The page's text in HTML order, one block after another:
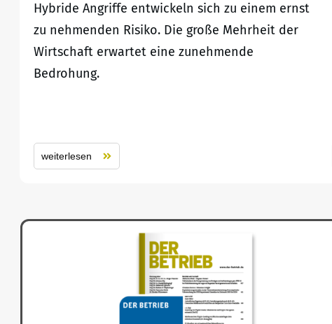
Hybride Angriffe entwickeln sich zu einem ernst
zu nehmenden Risiko. Die große Mehrheit der
Wirtschaft erwartet eine zunehmende
Bedrohung.
weiterlesen